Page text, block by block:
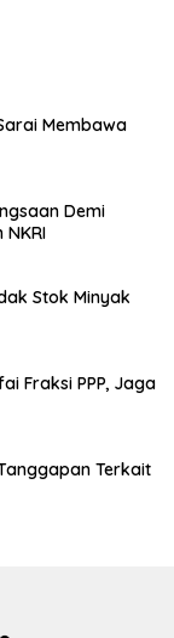
Membawa
Demi
Stok Minyak
Fraksi PPP, Jaga
Terkait